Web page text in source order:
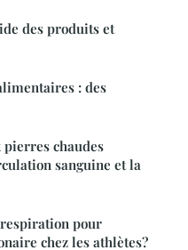
des produits et
: des
pierres chaudes
sanguine et la
pour
chez les athlètes?